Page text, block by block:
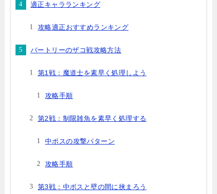
適正キャラランキング
攻略適正おすすめランキング
バートリーのザコ戦攻略方法
第1戦：魔道士を素早く処理しよう
攻略手順
第2戦：制限雑魚を素早く処理する
中ボスの攻撃パターン
攻略手順
第3戦：中ボスと壁の間に挟まろう